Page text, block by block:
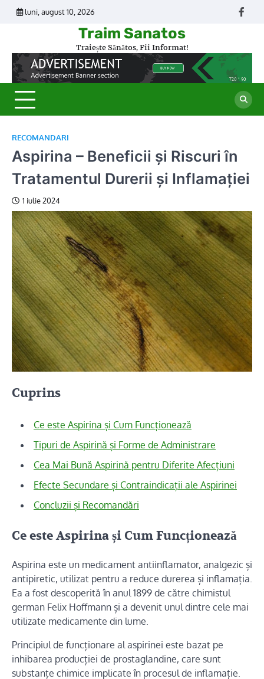
Skip
luni, august 10, 2026
Traim Sanatos
Traiește Sănătos, Fii Informat!
RECOMANDARI
Aspirina – Beneficii și Riscuri în
Tratamentul Durerii și Inflamației
1 iulie 2024
Cuprins
Ce este Aspirina și Cum Funcționează
Tipuri de Aspirină și Forme de Administrare
Cea Mai Bună Aspirină pentru Diferite Afecțiuni
Efecte Secundare și Contraindicații ale Aspirinei
Concluzii și Recomandări
Ce este Aspirina și Cum Funcționează
Aspirina este un medicament antiinflamator, analgezic și
antipiretic, utilizat pentru a reduce durerea și inflamația.
Ea a fost descoperită în anul 1899 de către chimistul
german Felix Hoffmann și a devenit unul dintre cele mai
utilizate medicamente din lume.
Principiul de funcționare al aspirinei este bazat pe
inhibarea producției de prostaglandine, care sunt
substanțe chimice implicate în procesul de inflamație.